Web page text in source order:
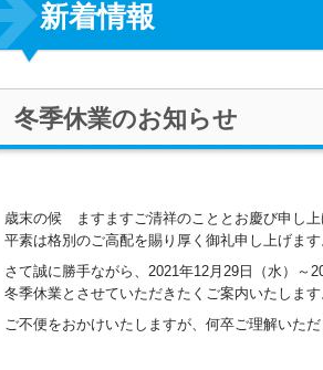
新着情報
冬季休業のお知らせ
歳末の候 ますますご清祥のこととお慶び申し上
平素は格別のご高配を賜り厚く御礼申し上げます
さて誠に勝手ながら、2021年12月29日（水）～
冬季休業とさせていただきたくご案内いたします
ご不便をおかけいたしますが、何卒ご理解いた